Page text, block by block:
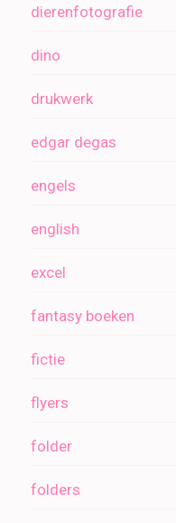
dierenfotografie
dino
drukwerk
edgar degas
engels
english
excel
fantasy boeken
fictie
flyers
folder
folders